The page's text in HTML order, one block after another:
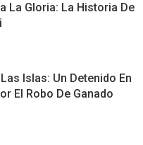
La Gloria: La Historia De
Islas: Un Detenido En
El Robo De Ganado